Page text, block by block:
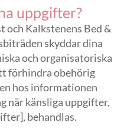
uppgifter?
och Kalkstenens Bed &
skyddar dina
och organisatoriska
förhindra obehörig
hos informationen
när känsliga uppgifter,
behandlas.